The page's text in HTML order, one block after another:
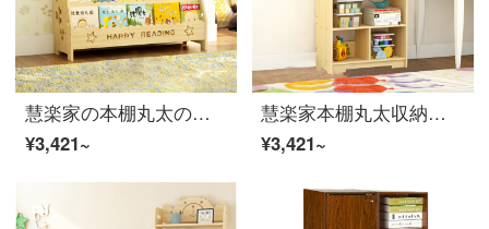
慧楽家の本棚丸太の床に置く書棚学生の本を新聞に載せる絵本棚松木置物棚可愛い熊のお金の四階80幅
¥3,421~
慧楽家本棚丸太収納棚着地棚書斎本箱収納棚可愛い熊の三階60幅
¥3,421~